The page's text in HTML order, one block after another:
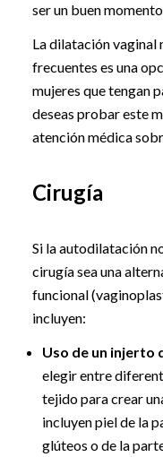
ser un buen
La dilatación vaginal
frecuentes es una
mujeres que tengan
deseas probar este
atención médica
Cirugía
Si la autodilatación
cirugía sea una
funcional
incluyen:
Uso de un injerto
elegir entre
tejido para crear
incluyen piel de la
glúteos o de la